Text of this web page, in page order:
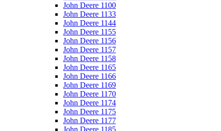
John Deere 1100
John Deere 1133
John Deere 1144
John Deere 1155
John Deere 1156
John Deere 1157
John Deere 1158
John Deere 1165
John Deere 1166
John Deere 1169
John Deere 1170
John Deere 1174
John Deere 1175
John Deere 1177
John Deere 1185